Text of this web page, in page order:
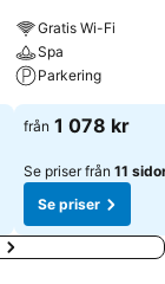
Gratis Wi-Fi
Spa
Parkering
från 1 078 kr
Se priser från 11
Se priser